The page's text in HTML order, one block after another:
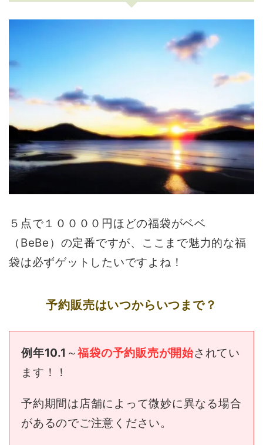
５点で１００００円ほどの福袋がベベ
（BeBe）の定番ですが、ここまで魅力的な福
袋は必ずゲットしたいですよね！
予約販売はいつからいつまで？
例年10.1 ～福袋の予約販売が開始されてい
ます！！
予約期間は店舗によって微妙に異なる場合
があるのでご注意ください。